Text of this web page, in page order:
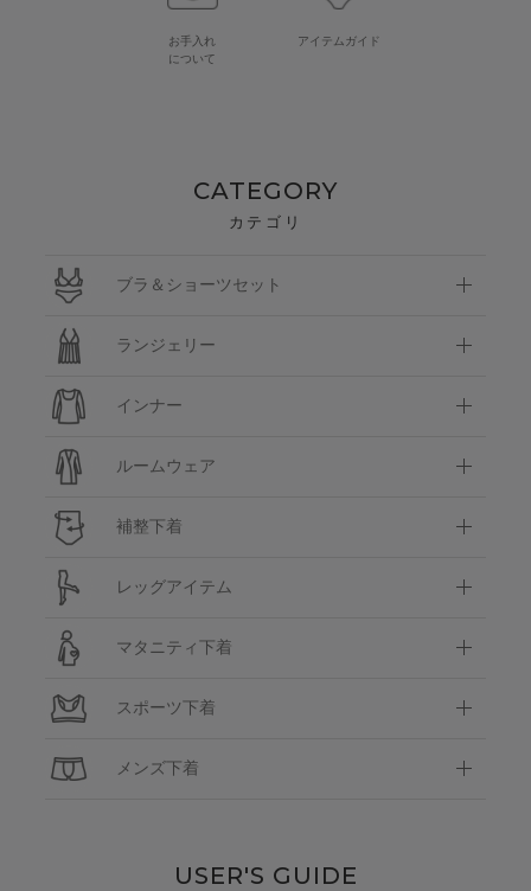
お手入れ
について
アイテムガイド
CATEGORY
カテゴリ
ブラ＆ショーツセット
ランジェリー
インナー
ルームウェア
補整下着
レッグアイテム
マタニティ下着
スポーツ下着
メンズ下着
USER'S GUIDE